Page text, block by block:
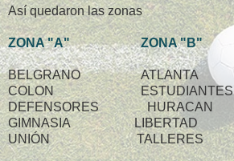
Así quedaron las zonas
ZONA "A" ZONA "B"
BELGRANO ATLANTA
COLON ESTUDIANTES
DEFENSORES HURACAN
GIMNASIA LIBERTAD
UNIÓN TALLERES